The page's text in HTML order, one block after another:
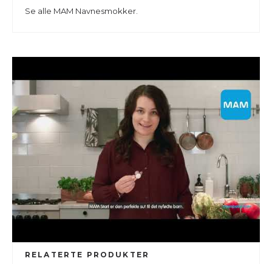
Se alle MAM Navnesmokker.
RELATERTE PRODUKTER